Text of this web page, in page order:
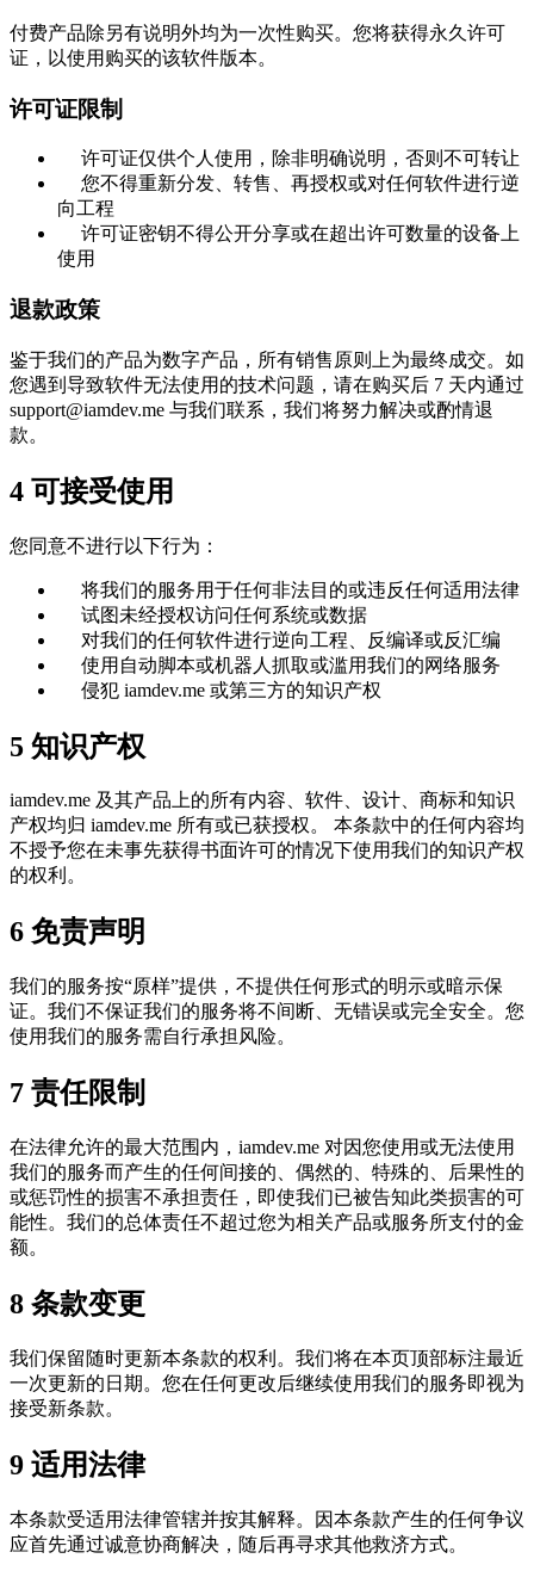
付费产品除另有说明外均为一次性购买。您将获得永久许可
证，以使用购买的该软件版本。
许可证限制
许可证仅供个人使用，除非明确说明，否则不可转让
您不得重新分发、转售、再授权或对任何软件进行逆
向工程
许可证密钥不得公开分享或在超出许可数量的设备上
使用
退款政策
鉴于我们的产品为数字产品，所有销售原则上为最终成交。如
您遇到导致软件无法使用的技术问题，请在购买后 7 天内通过
support@iamdev.me 与我们联系，我们将努力解决或酌情退
款。
4 可接受使用
您同意不进行以下行为：
将我们的服务用于任何非法目的或违反任何适用法律
试图未经授权访问任何系统或数据
对我们的任何软件进行逆向工程、反编译或反汇编
使用自动脚本或机器人抓取或滥用我们的网络服务
侵犯 iamdev.me 或第三方的知识产权
5 知识产权
iamdev.me 及其产品上的所有内容、软件、设计、商标和知识
产权均归 iamdev.me 所有或已获授权。 本条款中的任何内容均
不授予您在未事先获得书面许可的情况下使用我们的知识产权
的权利。
6 免责声明
我们的服务按“原样”提供，不提供任何形式的明示或暗示保
证。我们不保证我们的服务将不间断、无错误或完全安全。您
使用我们的服务需自行承担风险。
7 责任限制
在法律允许的最大范围内，iamdev.me 对因您使用或无法使用
我们的服务而产生的任何间接的、偶然的、特殊的、后果性的
或惩罚性的损害不承担责任，即使我们已被告知此类损害的可
能性。我们的总体责任不超过您为相关产品或服务所支付的金
额。
8 条款变更
我们保留随时更新本条款的权利。我们将在本页顶部标注最近
一次更新的日期。您在任何更改后继续使用我们的服务即视为
接受新条款。
9 适用法律
本条款受适用法律管辖并按其解释。因本条款产生的任何争议
应首先通过诚意协商解决，随后再寻求其他救济方式。